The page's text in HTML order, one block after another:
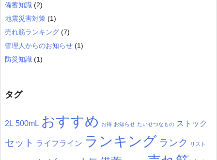
備蓄知識 (2)
地震災害対策 (1)
売れ筋ランキング (7)
管理人からのお知らせ (1)
防災知識 (1)
タグ
2L 500mL おすすめ お得 お知らせ たいせつなもの ストック
セット ライフライン ランキング ランク リスト